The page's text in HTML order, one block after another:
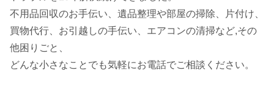
不用品回収のお手伝い、遺品整理や部屋の掃除、片付け、
買物代行、お引越しの手伝い、エアコンの清掃など,その
他困りごと、
どんな小さなことでも気軽にお電話でご相談ください。